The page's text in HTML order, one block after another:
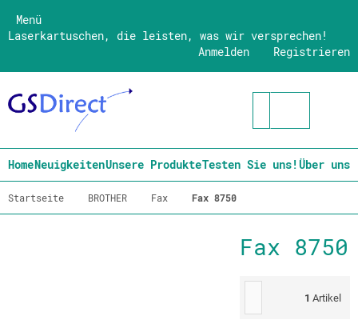
Menü
Laserkartuschen, die leisten, was wir versprechen!
Registrieren
Anmelden
HomeNeuigkeitenUnsere ProdukteTesten Sie uns!Über uns
Startseite BROTHER Fax Fax 8750
Fax 8750
1 Artikel